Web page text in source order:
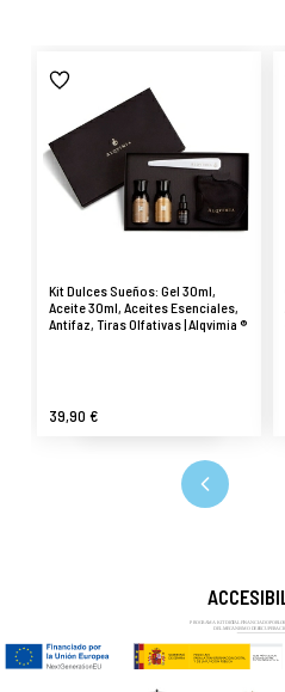
Kit Dulces Sueños: Gel 30ml,
Aceite 30ml, Aceites Esenciales,
Antifaz, Tiras Olfativas | Alqvimia ®
39,90 €